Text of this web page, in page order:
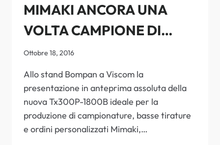
MIMAKI ANCORA UNA
VOLTA CAMPIONE DI
INNOVAZIONE NELLA
STAMPA DIGITALE
TESSILE
Ottobre 18, 2016
Allo stand Bompan a Viscom la
presentazione in anteprima assoluta della
nuova Tx300P-1800B ideale per la
produzione di campionature, basse tirature
e ordini personalizzati Mimaki,…